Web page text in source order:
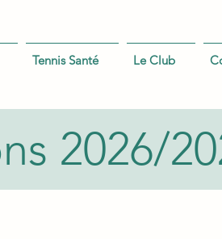
Tennis Santé Le Club
2026/